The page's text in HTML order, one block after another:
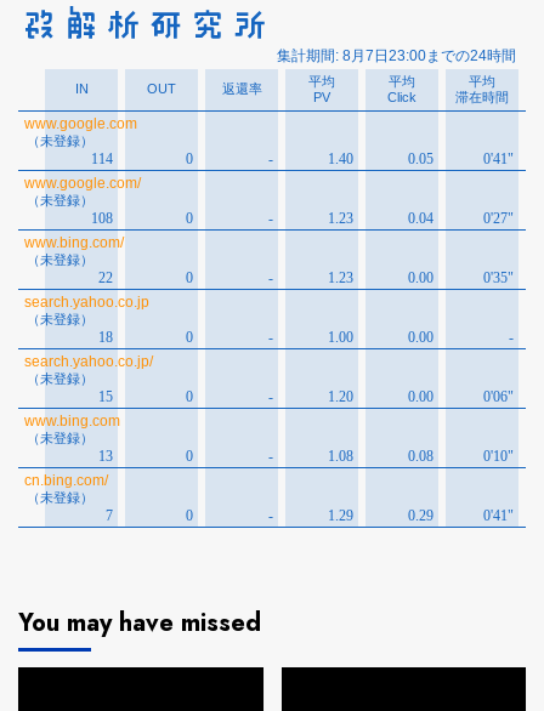
You may have missed